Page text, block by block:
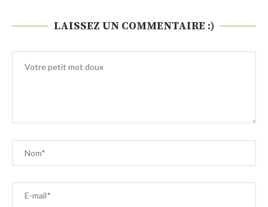
LAISSEZ UN COMMENTAIRE :)